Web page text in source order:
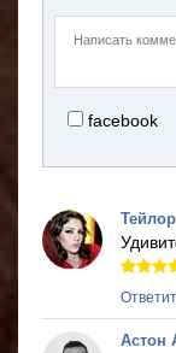
facebook
Астон